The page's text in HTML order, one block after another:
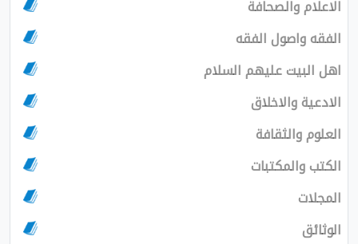
الاعلام والصحافة
الفقه واصول الفقه
اهل البيت عليهم السلام
الادعية والاخلاق
العلوم والثقافة
الكتب والمكتبات
المجلات
الوثائق